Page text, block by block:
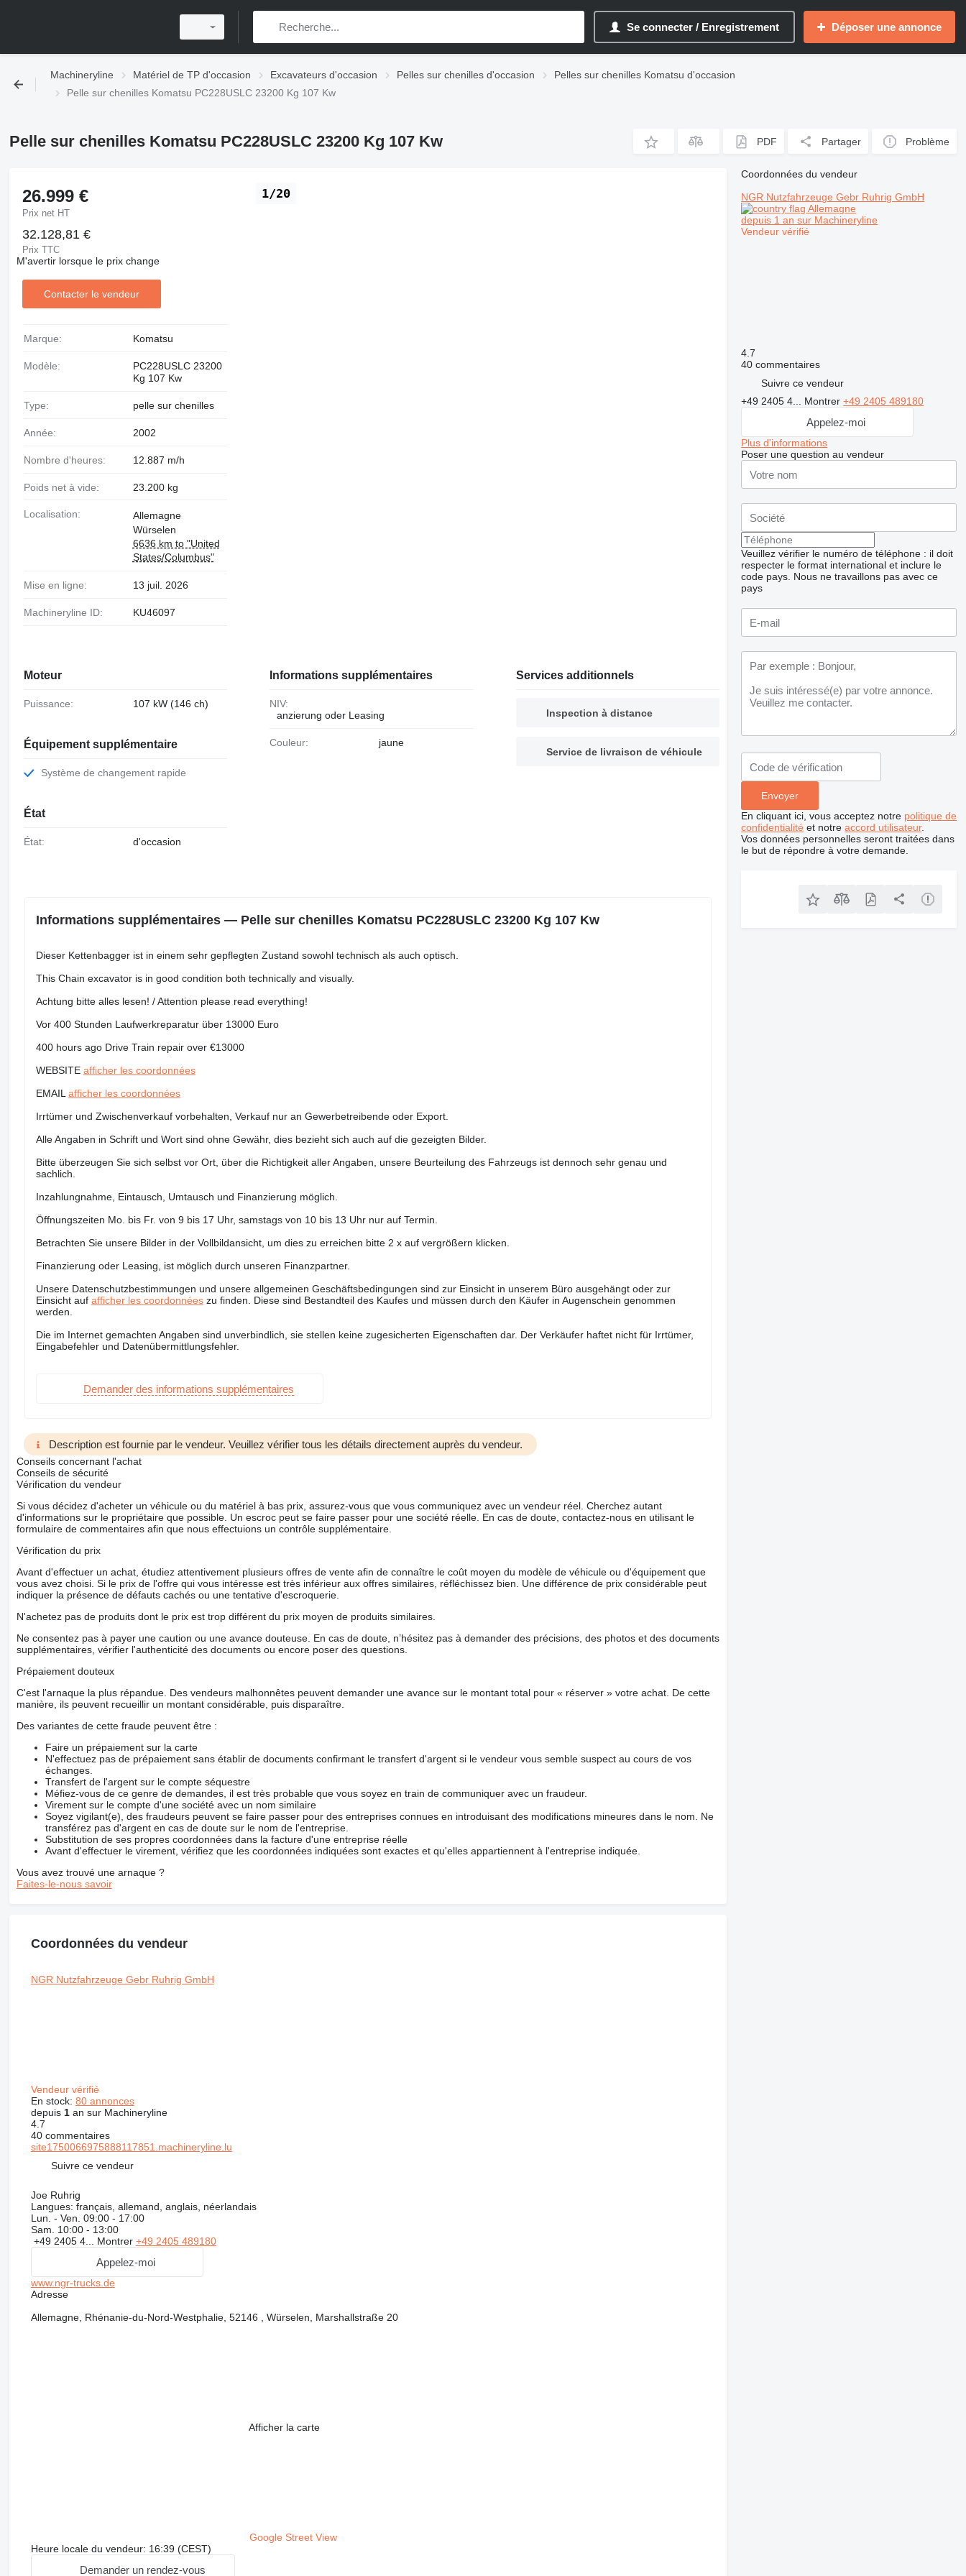
Se connecter / Enregistrement Déposer une annonce
Machineryline Matériel de TP d'occasion Excavateurs d'occasion Pelles sur chenilles d'occasion
Pelles sur chenilles Komatsu d'occasion
Pelle sur chenilles Komatsu PC228USLC 23200 Kg 107 Kw
Pelle sur chenilles Komatsu PC228USLC 23200 Kg 107 Kw PDF Partager Problème
1/20
26.999 €
Prix net HT
32.128,81 €
Prix TTC
M'avertir lorsque le prix change
Contacter le vendeur
Marque: Komatsu
Modèle:
PC228USLC 23200
Kg 107 Kw
Type: pelle sur chenilles
Année: 2002
Nombre d'heures: 12.887 m/h
Poids net à vide: 23.200 kg
Localisation:
Allemagne
Würselen
6636 km to "United
States/Columbus"
Mise en ligne: 13 juil. 2026
Machineryline ID: KU46097
Moteur
Puissance: 107 kW (146 ch)
Équipement supplémentaire
Système de changement rapide
État
État: d'occasion
Informations supplémentaires
NIV:
anzierung oder Leasing
Couleur: jaune
Services additionnels
Inspection à distance
Service de livraison de véhicule
Informations supplémentaires — Pelle sur chenilles Komatsu PC228USLC 23200 Kg 107 Kw
Dieser Kettenbagger ist in einem sehr gepflegten Zustand sowohl technisch als auch optisch.
This Chain excavator is in good condition both technically and visually.
Achtung bitte alles lesen! / Attention please read everything!
Vor 400 Stunden Laufwerkreparatur über 13000 Euro
400 hours ago Drive Train repair over €13000
WEBSITE afficher les coordonnées
EMAILafficher les coordonnées
Irrtümer und Zwischenverkauf vorbehalten, Verkauf nur an Gewerbetreibende oder Export.
Alle Angaben in Schrift und Wort sind ohne Gewähr, dies bezieht sich auch auf die gezeigten Bilder.
Bitte überzeugen Sie sich selbst vor Ort, über die Richtigkeit aller Angaben, unsere Beurteilung des Fahrzeugs ist dennoch sehr genau und
sachlich.
Inzahlungnahme, Eintausch, Umtausch und Finanzierung möglich.
Öffnungszeiten Mo. bis Fr. von 9 bis 17 Uhr, samstags von 10 bis 13 Uhr nur auf Termin.
Betrachten Sie unsere Bilder in der Vollbildansicht, um dies zu erreichen bitte 2 x auf vergrößern klicken.
Finanzierung oder Leasing, ist möglich durch unseren Finanzpartner.
Unsere Datenschutzbestimmungen und unsere allgemeinen Geschäftsbedingungen sind zur Einsicht in unserem Büro ausgehängt oder zur
Einsicht auf afficher les coordonnéeszu finden. Diese sind Bestandteil des Kaufes und müssen durch den Käufer in Augenschein genommen
werden.
Die im Internet gemachten Angaben sind unverbindlich, sie stellen keine zugesicherten Eigenschaften dar. Der Verkäufer haftet nicht für Irrtümer,
Eingabefehler und Datenübermittlungsfehler.
Demander des informations supplémentaires
Description est fournie par le vendeur. Veuillez vérifier tous les détails directement auprès du vendeur.
Conseils concernant l'achat
Conseils de sécurité
Vérification du vendeur
Si vous décidez d'acheter un véhicule ou du matériel à bas prix, assurez-vous que vous communiquez avec un vendeur réel. Cherchez autant
d'informations sur le propriétaire que possible. Un escroc peut se faire passer pour une société réelle. En cas de doute, contactez-nous en utilisant le
formulaire de commentaires afin que nous effectuions un contrôle supplémentaire.
Vérification du prix
Avant d'effectuer un achat, étudiez attentivement plusieurs offres de vente afin de connaître le coût moyen du modèle de véhicule ou d'équipement que
vous avez choisi. Si le prix de l'offre qui vous intéresse est très inférieur aux offres similaires, réfléchissez bien. Une différence de prix considérable peut
indiquer la présence de défauts cachés ou une tentative d'escroquerie.
N'achetez pas de produits dont le prix est trop différent du prix moyen de produits similaires.
Ne consentez pas à payer une caution ou une avance douteuse. En cas de doute, n’hésitez pas à demander des précisions, des photos et des documents
supplémentaires, vérifier l'authenticité des documents ou encore poser des questions.
Prépaiement douteux
C'est l'arnaque la plus répandue. Des vendeurs malhonnêtes peuvent demander une avance sur le montant total pour « réserver » votre achat. De cette
manière, ils peuvent recueillir un montant considérable, puis disparaître.
Des variantes de cette fraude peuvent être :
Faire un prépaiement sur la carte
N'effectuez pas de prépaiement sans établir de documents confirmant le transfert d'argent si le vendeur vous semble suspect au cours de vos
échanges.
Transfert de l'argent sur le compte séquestre
Méfiez-vous de ce genre de demandes, il est très probable que vous soyez en train de communiquer avec un fraudeur.
Virement sur le compte d'une société avec un nom similaire
Soyez vigilant(e), des fraudeurs peuvent se faire passer pour des entreprises connues en introduisant des modifications mineures dans le nom. Ne
transférez pas d'argent en cas de doute sur le nom de l'entreprise.
Substitution de ses propres coordonnées dans la facture d'une entreprise réelle
Avant d'effectuer le virement, vérifiez que les coordonnées indiquées sont exactes et qu'elles appartiennent à l'entreprise indiquée.
Vous avez trouvé une arnaque ?
Faites-le-nous savoir
Coordonnées du vendeur
NGR Nutzfahrzeuge Gebr Ruhrig GmbH
Vendeur vérifié
En stock: 80 annonces
depuis 1an sur Machineryline
4.7
40 commentaires
site1750066975888117851.machineryline.lu
Suivre ce vendeur
Joe Ruhrig
Langues: français, allemand, anglais, néerlandais
Lun. - Ven. 09:00 - 17:00
Sam. 10:00 - 13:00
+49 2405 4... Montrer +49 2405 489180
Appelez-moi
www.ngr-trucks.de
Adresse
Allemagne, Rhénanie-du-Nord-Westphalie, 52146 , Würselen, Marshallstraße 20
Afficher la carte
Google Street View
Heure locale du vendeur: 16:39 (CEST)
Demander un rendez-vous
Coordonnées du vendeur
NGR Nutzfahrzeuge Gebr Ruhrig GmbH
Allemagne
depuis 1 an sur Machineryline
Vendeur vérifié
4.7
40 commentaires
Suivre ce vendeur
+49 2405 4... Montrer+49 2405 489180
Appelez-moi
Plus d'informations
Poser une question au vendeur
Veuillez vérifier le numéro de téléphone : il doit
respecter le format international et inclure le
code pays. Nous ne travaillons pas avec ce
pays
En cliquant ici, vous acceptez notre politique de
confidentialité et notreaccord utilisateur.
Vos données personnelles seront traitées dans
le but de répondre à votre demande.